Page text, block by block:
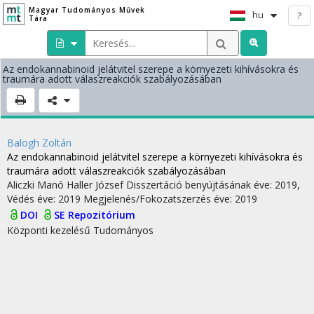
Magyar Tudományos Művek
Tára
hu ?
Az endokannabinoid jelátvitel szerepe a környezeti kihívásokra és
traumára adott válaszreakciók szabályozásában
Balogh Zoltán
Az endokannabinoid jelátvitel szerepe a környezeti kihívásokra és
traumára adott válaszreakciók szabályozásában
Aliczki Manó Haller József Disszertáció benyújtásának éve: 2019,
Védés éve: 2019 Megjelenés/Fokozatszerzés éve: 2019
DOI
SE Repozitórium
Központi kezelésű Tudományos